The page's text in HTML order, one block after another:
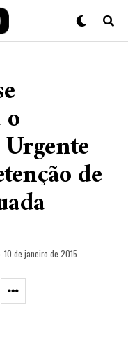
de
10 de janeiro de 2015